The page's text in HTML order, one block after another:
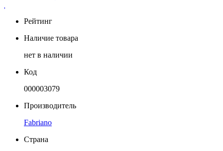
Рейтинг
Наличие товара
нет в наличии
Код
000003079
Производитель
Fabriano
Страна